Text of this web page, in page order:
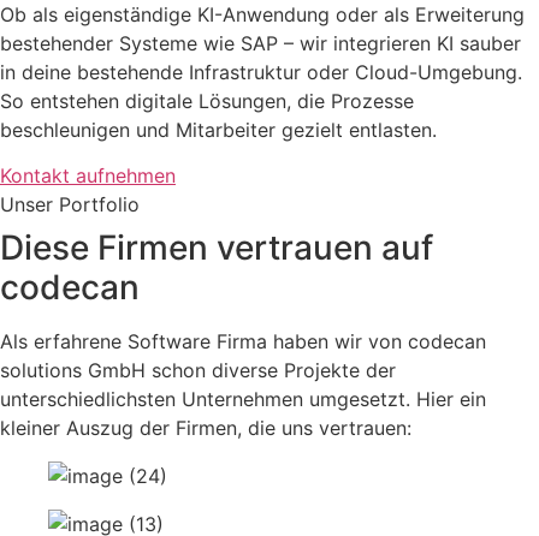
Ob als eigenständige KI-Anwendung oder als Erweiterung
bestehender Systeme wie SAP – wir integrieren KI sauber
in deine bestehende Infrastruktur oder Cloud-Umgebung.
So entstehen digitale Lösungen, die Prozesse
beschleunigen und Mitarbeiter gezielt entlasten.
Kontakt aufnehmen
Unser Portfolio
Diese Firmen vertrauen auf
codecan
Als erfahrene Software Firma haben wir von codecan
solutions GmbH schon diverse Projekte der
unterschiedlichsten Unternehmen umgesetzt. Hier ein
kleiner Auszug der Firmen, die uns vertrauen: